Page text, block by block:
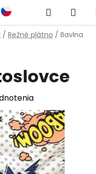
Hľadať
/ Režné plátno / Bavlna